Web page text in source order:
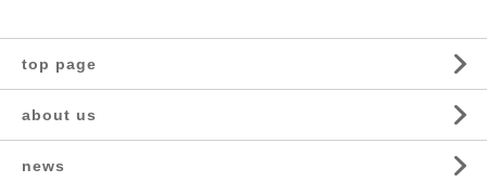
top page
about us
news